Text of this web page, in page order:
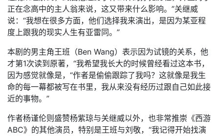
正在念高中的主人翁来说，这又带来什么影响。”关继威
说：“我想在很多方面，他们选择我来演出，是因为某亚程
度上跟我的现实人生有亚雷同。”
本剧的男主角王班（Ben Wang）表示因为试镜的关系，他
才第1次读到原著，“我希望我长大的时候曾经看过这本书，
因为感觉就像是，“作者是偷偷跟踪了我吗？这就像是我生
命的每一幕都被写在书里，我从来没有经历过跟自己如此接
近的事物。”
作者杨谨伦则盛赞杨紫琼与关继威以外，也非常推崇《西游
ABC》的其他演员，特别是王班与刘敬，“我记得开始找演